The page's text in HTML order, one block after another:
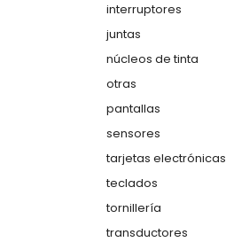
interruptores
juntas
núcleos de tinta
otras
pantallas
sensores
tarjetas electrónicas
teclados
tornillería
transductores